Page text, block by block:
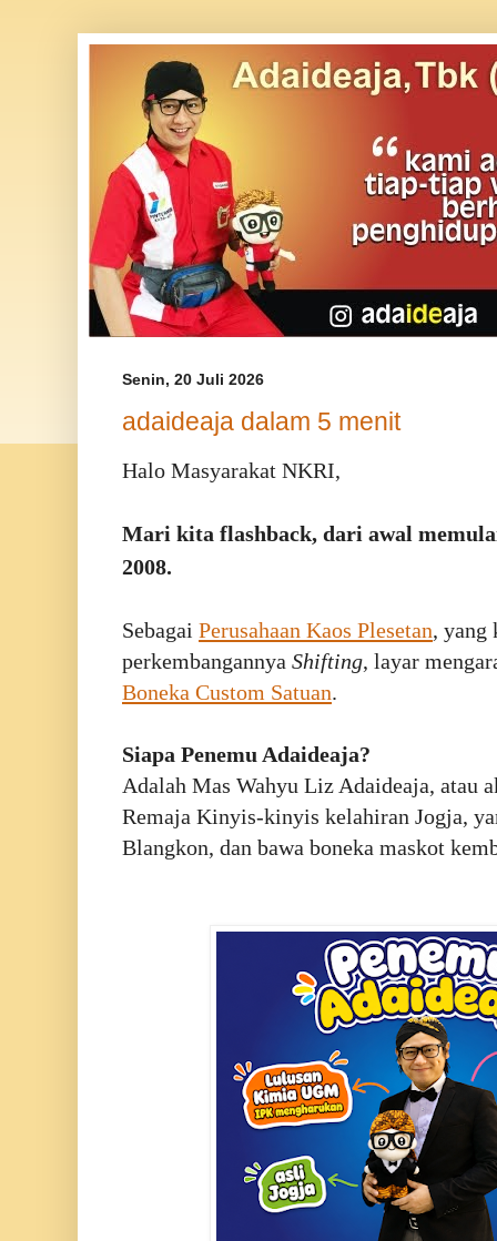
Senin, 20 Juli 2026
adaideaja dalam 5 menit
Halo Masyarakat NKRI,
Mari kita flashback, dari awal
2008.
Sebagai Perusahaan Kaos Plesetan, yang
perkembangannya Shifting, layar
Boneka Custom Satuan.
Siapa Penemu Adaideaja?
Adalah Mas Wahyu Liz Adaideaja, atau
Remaja Kinyis-kinyis kelahiran Jogja,
Blangkon, dan bawa boneka maskot